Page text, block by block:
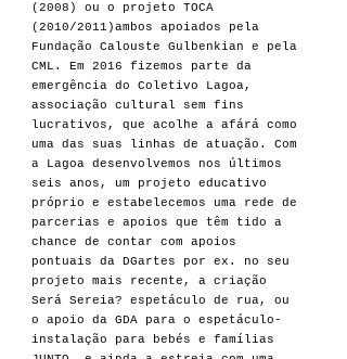
(2008) ou o projeto TOCA
(2010/2011)ambos apoiados pela
Fundação Calouste Gulbenkian e pela
CML. Em 2016 fizemos parte da
emergência do Coletivo Lagoa,
associação cultural sem fins
lucrativos, que acolhe a afárá como
uma das suas linhas de atuação. Com
a Lagoa desenvolvemos nos últimos
seis anos, um projeto educativo
próprio e estabelecemos uma rede de
parcerias e apoios que têm tido a
chance de contar com apoios
pontuais da DGartes por ex. no seu
projeto mais recente, a criação
Será Sereia? espetáculo de rua, ou
o apoio da GDA para o espetáculo-
instalação para bebés e famílias